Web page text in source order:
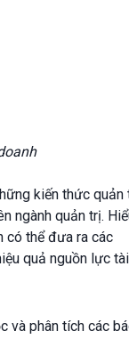
kiến thức quản
ngành quản trị.
có thể đưa ra các
quả nguồn lực tài
và phân tích các